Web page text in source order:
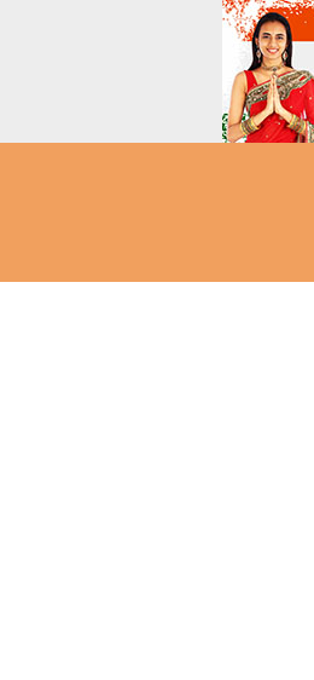
Départ chaque jour, à